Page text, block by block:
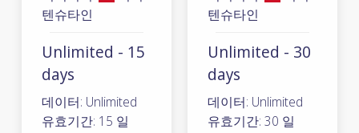
텐슈타인
Unlimited - 15
days
데이터: Unlimited
유효기간: 15 일
텐슈타인
Unlimited - 30
days
데이터: Unlimited
유효기간: 30 일